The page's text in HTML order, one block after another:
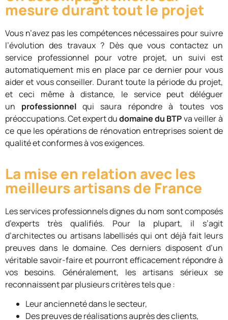
mesure durant tout le projet
Vous n’avez pas les compétences nécessaires pour suivre
l’évolution des travaux ? Dès que vous contactez un
service professionnel pour votre projet, un suivi est
automatiquement mis en place par ce dernier pour vous
aider et vous conseiller. Durant toute la période du projet,
et ceci même à distance, le service peut déléguer
un professionnel qui saura répondre à toutes vos
préoccupations. Cet expert dudomaine du BTPva veiller à
ce que les opérations de rénovation entreprises soient de
qualité et conformes à vos exigences.
La mise en relation avec les
meilleurs artisans de France
Les services professionnels dignes du nom sont composés
d’experts très qualifiés. Pour la plupart, il s’agit
d’architectes ou artisans labellisés qui ont déjà fait leurs
preuves dans le domaine. Ces derniers disposent d’un
véritable savoir-faire et pourront efficacement répondre à
vos besoins. Généralement, les artisans sérieux se
reconnaissent par plusieurs critères tels que :
Leur ancienneté dans le secteur,
Des preuves de réalisations auprès des clients,